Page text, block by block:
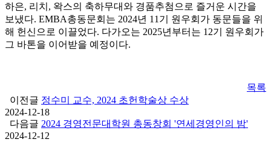
하은, 리치, 왁스의 축하무대와 경품추첨으로 즐거운 시간을
보냈다. EMBA총동문회는 2024년 11기 원우회가 동문들을 위
해 헌신으로 이끌었다. 다가오는 2025년부터는 12기 원우회가
그 바톤을 이어받을 예정이다.
목록
이전글 정수미 교수, 2024 초헌학술상 수상
2024-12-18
다음글 2024 경영전문대학원 총동창회 '연세경영인의 밤'
2024-12-12